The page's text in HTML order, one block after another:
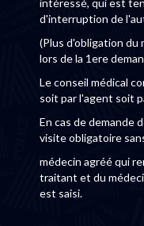
intéressé, qui est
d'interruption de
(Plus d'obligation du
lors de la 1ere
Le conseil médical
soit par l'agent soit
En cas de demande
visite obligatoire
médecin agréé qui
traitant et du
est saisi.